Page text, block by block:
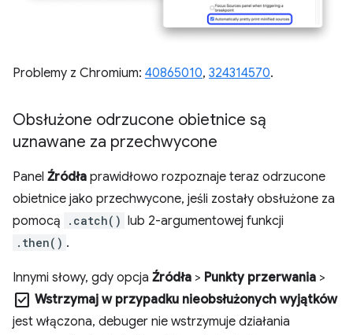
Problemy z Chromium: 40865010, 324314570.
Obsłużone odrzucone obietnice są
uznawane za przechwycone
Panel Źródła prawidłowo rozpoznaje teraz odrzucone
obietnice jako przechwycone, jeśli zostały obsłużone za
pomocą
.catch() lub 2-argumentowej funkcji
.then() .
Innymi słowy, gdy opcja Źródła > Punkty przerwania >
check_box Wstrzymaj w przypadku nieobsłużonych wyjątków
jest włączona, debuger nie wstrzymuje działania